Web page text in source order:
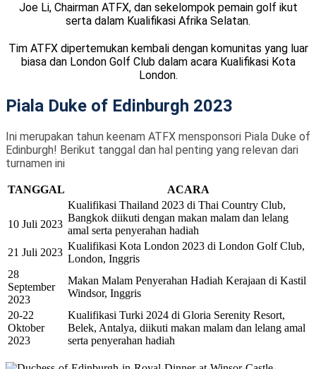
Joe Li, Chairman ATFX, dan sekelompok pemain golf ikut
serta dalam Kualifikasi Afrika Selatan.
Tim ATFX dipertemukan kembali dengan komunitas yang luar
biasa dan London Golf Club dalam acara Kualifikasi Kota
London.
Piala Duke of Edinburgh 2023
Ini merupakan tahun keenam ATFX mensponsori Piala Duke of
Edinburgh! Berikut tanggal dan hal penting yang relevan dari
turnamen ini
TANGGAL ACARA
10 Juli 2023
Kualifikasi Thailand 2023 di Thai Country Club,
Bangkok diikuti dengan makan malam dan lelang
amal serta penyerahan hadiah
21 Juli 2023
Kualifikasi Kota London 2023 di London Golf Club,
London, Inggris
28
September
2023
Makan Malam Penyerahan Hadiah Kerajaan di Kastil
Windsor, Inggris
20-22
Oktober
2023
Kualifikasi Turki 2024 di Gloria Serenity Resort,
Belek, Antalya, diikuti makan malam dan lelang amal
serta penyerahan hadiah